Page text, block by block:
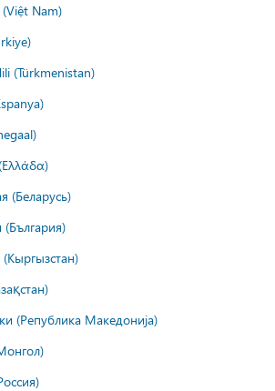
Nam)
(Türkmenistan)
(Беларусь)
(България)
(Република Македонија)